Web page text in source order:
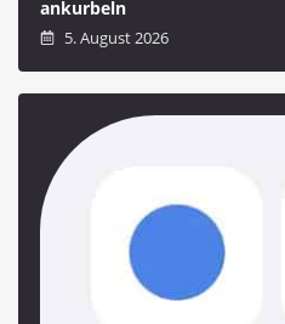
ankurbeln
5. August 2026